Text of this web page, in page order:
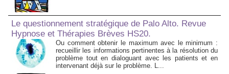
Le questionnement stratégique de Palo Alto. Revue
Hypnose et Thérapies Brèves HS20.
Ou comment obtenir le maximum avec le minimum :
recueillir les informations pertinentes à la résolution du
problème tout en dialoguant avec les patients et en
intervenant déjà sur le problème. L...